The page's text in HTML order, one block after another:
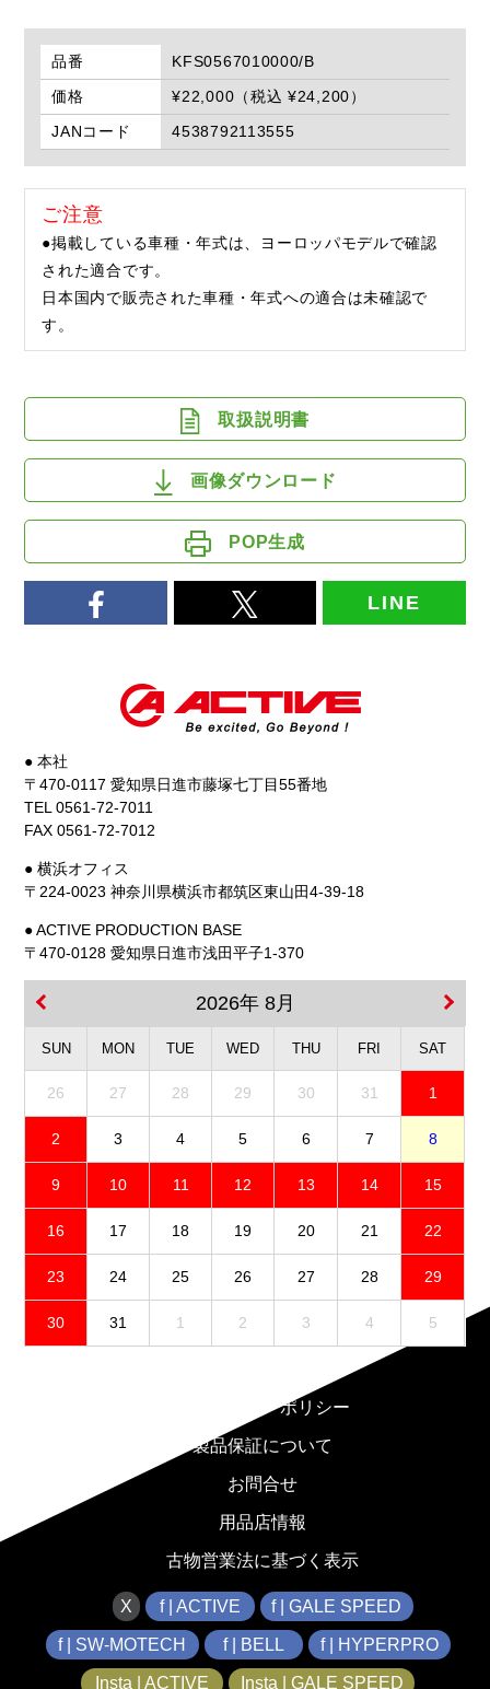
品番
KFS0567010000/B
価格
¥22,000（税込 ¥24,200）
JANコード
4538792113555
ご注意
●掲載している車種・年式は、ヨーロッパモデルで確認
された適合です。
日本国内で販売された車種・年式への適合は未確認で
す。
取扱説明書
画像ダウンロード
POP生成
LINE
● 本社
〒470-0117 愛知県日進市藤塚七丁目55番地
TEL 0561-72-7011
FAX 0561-72-7012
● 横浜オフィス
〒224-0023 神奈川県横浜市都筑区東山田4-39-18
● ACTIVE PRODUCTION BASE
〒470-0128 愛知県日進市浅田平子1-370
2026年 8月
SUN MON TUE WED THU FRI SAT
26 27 28 29 30 31 1
2 3 4 5 6 7 8
9 10 11 12 13 14 15
16 17 18 19 20 21 22
23 24 25 26 27 28 29
30 31 1 2 3 4 5
プライバシーポリシー
製品保証について
お問合せ
用品店情報
古物営業法に基づく表示
X f | ACTIVE f | GALE SPEED
f | SW-MOTECH f | BELL f | HYPERPRO
Insta | ACTIVE Insta | GALE SPEED